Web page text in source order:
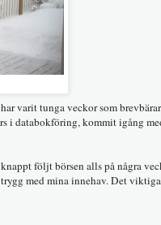
varit tunga veckor som
i databokföring, kommit igång
följt börsen alls på några
med mina innehav. Det